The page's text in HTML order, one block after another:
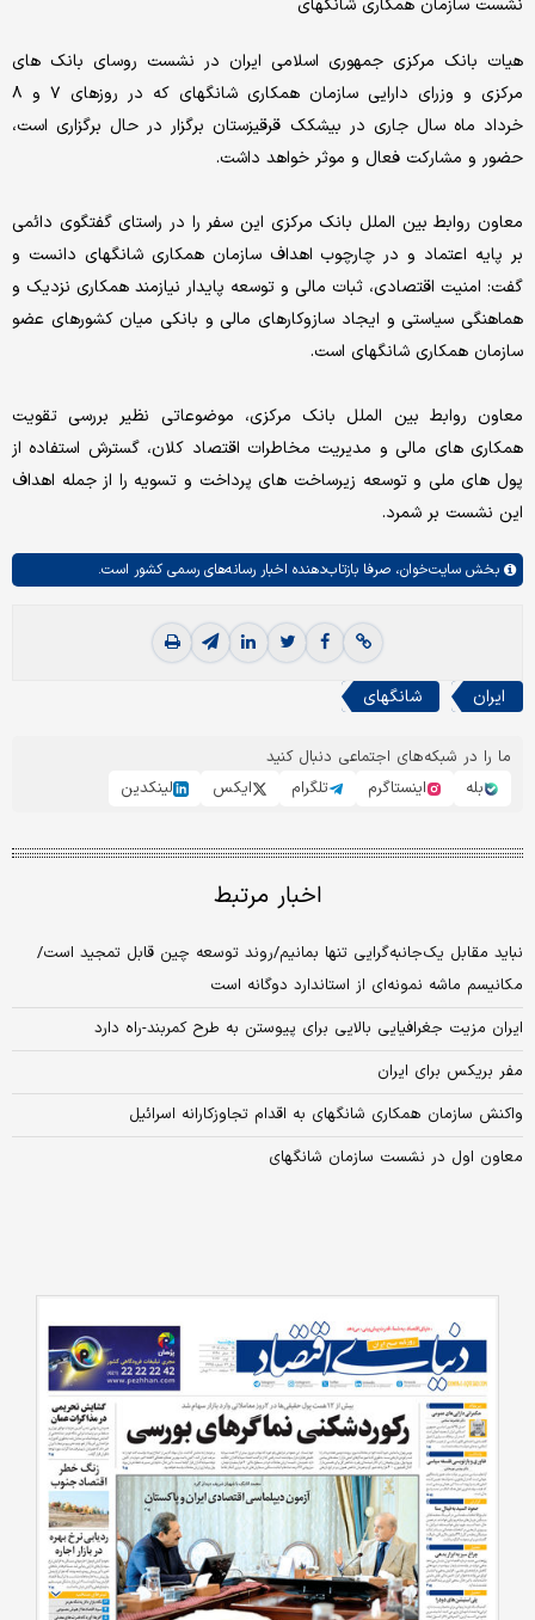
نشست سازمان همکاری شانگهای
هیات بانک مرکزی جمهوری اسلامی ایران در نشست روسای بانک های
مرکزی و وزرای دارایی سازمان همکاری شانگهای که در روزهای ۷ و ۸
خرداد ماه سال جاری در بیشکک قرقیزستان برگزار در حال برگزاری است،
حضور و مشارکت فعال و موثر خواهد داشت.
معاون روابط بین الملل بانک مرکزی این سفر را در راستای گفتگوی دائمی
بر پایه اعتماد و در چارچوب اهداف سازمان همکاری شانگهای دانست و
گفت: امنیت اقتصادی، ثبات مالی و توسعه پایدار نیازمند همکاری نزدیک و
هماهنگی سیاستی و ایجاد سازوکارهای مالی و بانکی میان کشورهای عضو
سازمان همکاری شانگهای است.
معاون روابط بین الملل بانک مرکزی، موضوعاتی نظیر بررسی تقویت
همکاری های مالی و مدیریت مخاطرات اقتصاد کلان، گسترش استفاده از
پول های ملی و توسعه زیرساخت های پرداخت و تسویه را از جمله اهداف
این نشست بر شمرد.
بخش سایت‌خوان، صرفا بازتاب‌دهنده اخبار رسانه‌های رسمی کشور است.
ایران شانگهای
ما را در شبکه‌های اجتماعی دنبال کنید
بله
اینستاگرم تلگرام ایکس لینکدین
اخبار مرتبط
نباید مقابل یک‌جانبه‌گرایی تنها بمانیم/روند توسعه چین قابل تمجید است/
مکانیسم ماشه نمونه‌ای از استاندارد دوگانه است
ایران مزیت جغرافیایی بالایی برای پیوستن به طرح کمربند-راه دارد
مفر بریکس برای ایران
واکنش سازمان همکاری شانگهای به اقدام تجاوزکارانه اسرائیل
معاون اول در نشست سازمان شانگهای